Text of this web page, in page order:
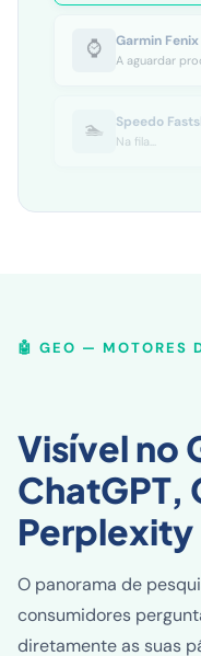
⌚ Garmin
A aguardar
🏊 Speedo
Na fila...
🤖 GEO — MOTORES
Visível no
ChatGPT,
Perplexity
O panorama de
consumidores
diretamente as suas